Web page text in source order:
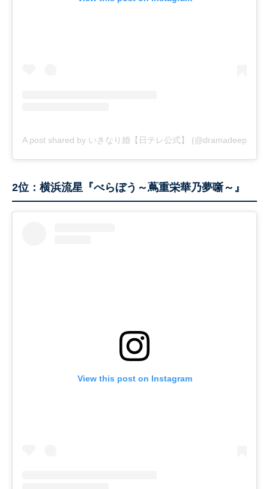
A post shared by いきなり婚【日テレ公式】 (@dramadeep_ntv)
2位：横浜流星『べらぼう～蔦重栄華乃夢噺～』
View this post on Instagram